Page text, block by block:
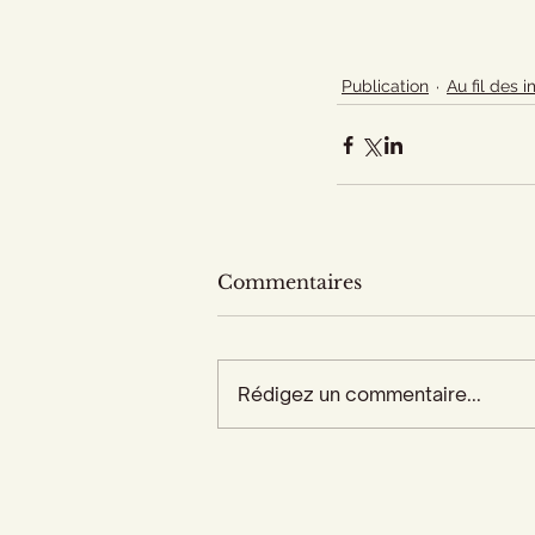
Publication Au fil des
Commentaires
Rédigez un commentaire...